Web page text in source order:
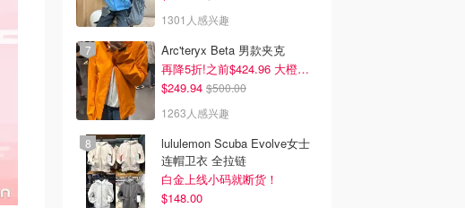
1301人感兴趣
Arc'teryx Beta 男款夹克
再降5折!之前$424.96 大橙子好显白 蹲补
$249.94 $500.00
1263人感兴趣
lululemon Scuba Evolve女士
连帽卫衣 全拉链
白金上线小码就断货！
$148.00